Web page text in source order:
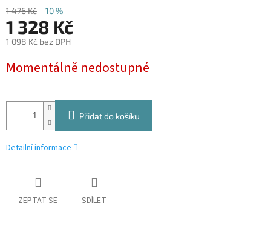
1 476 Kč –10 %
1 328 Kč
1 098 Kč bez DPH
cena:
Momentálně nedostupné
Přidat do košíku
Detailní informace
ZEPTAT SE SDÍLET